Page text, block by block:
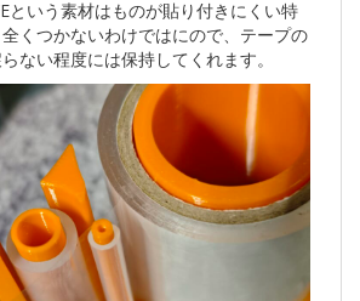
という素材はものが貼り付きにくい特
くつかないわけではにので、テープの
ない程度には保持してくれます。